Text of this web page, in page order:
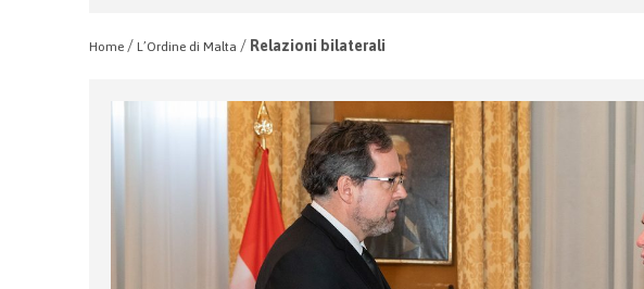
Home / L’Ordine di Malta / Relazioni bilaterali